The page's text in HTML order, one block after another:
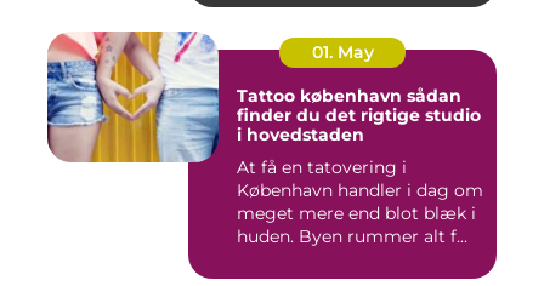
01. May
Tattoo københavn sådan
finder du det rigtige studio
i hovedstaden
At få en tatovering i
København handler i dag om
meget mere end blot blæk i
huden. Byen rummer alt f...